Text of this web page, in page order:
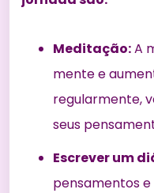
Meditação:A
mente e
regularmente,
seus
Escrever um
pensamentos